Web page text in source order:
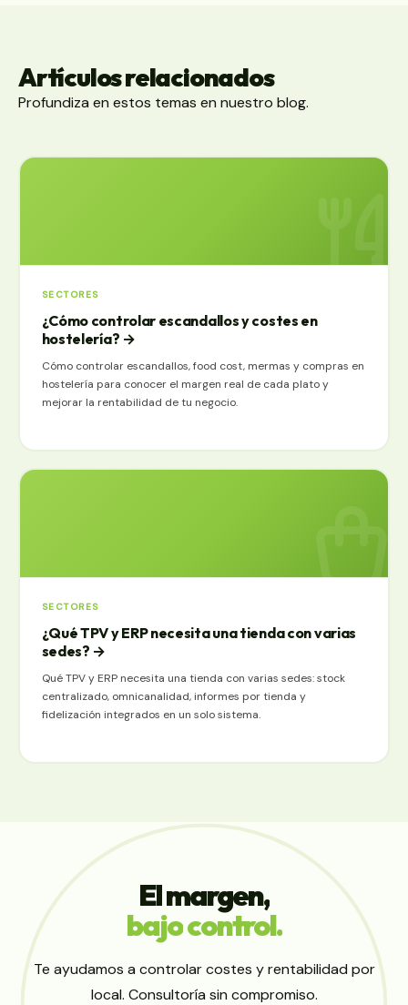
Artículos relacionados
Profundiza en estos temas en nuestro blog.
SECTORES
¿Cómo controlar escandallos y costes en
hostelería? →
Cómo controlar escandallos, food cost, mermas y compras en
hostelería para conocer el margen real de cada plato y
mejorar la rentabilidad de tu negocio.
SECTORES
¿Qué TPV y ERP necesita una tienda con varias
sedes? →
Qué TPV y ERP necesita una tienda con varias sedes: stock
centralizado, omnicanalidad, informes por tienda y
fidelización integrados en un solo sistema.
Elmargen,
bajocontrol.
Te ayudamos a controlar costes y rentabilidad por
local. Consultoría sin compromiso.